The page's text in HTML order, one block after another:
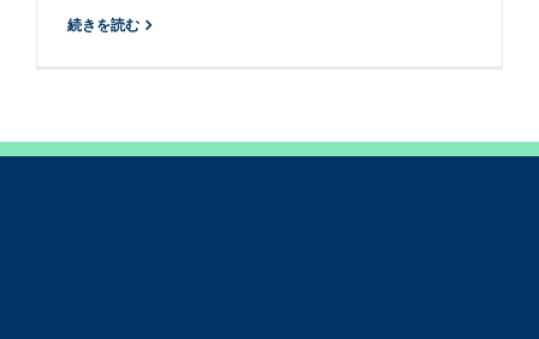
続きを読む